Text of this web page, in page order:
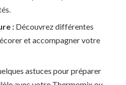
: Découvrez différentes
et accompagner votre
astuces pour préparer